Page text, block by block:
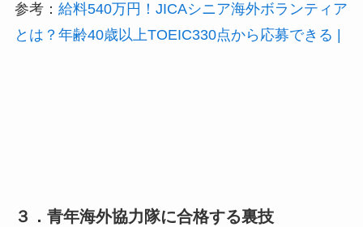
参考： 給料540万円！JICAシニア海外ボランティア
とは？年齢40歳以上TOEIC330点から応募できる |
３．青年海外協力隊に合格する裏技